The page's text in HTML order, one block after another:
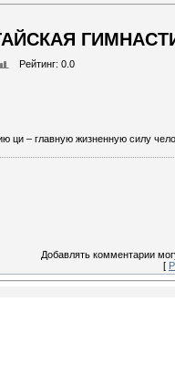
Рейтинг: 0.0
ци – главную жизненную силу
Добавлять комментарии
[